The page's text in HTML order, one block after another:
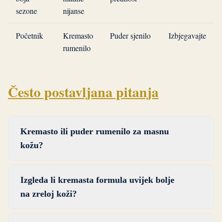
sezone
nijanse
Početnik
Kremasto
rumenilo
Puder sjenilo Izbjegavajte
Često postavljana pitanja
Kremasto ili puder rumenilo za masnu
kožu?
jer upija višak masnoće i duže drži svoju poziciju.
Kremasto rumenilo i dalje funkcionira ako ga
Izgleda li kremasta formula uvijek bolje
na zreloj koži?